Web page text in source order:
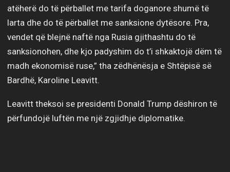
atëherë do të përballet me tarifa doganore shumë të
larta dhe do të përballet me sanksione dytësore. Pra,
vendet që blejnë naftë nga Rusia gjithashtu do të
sanksionohen, dhe kjo padyshim do t’i shkaktojë dëm të
madh ekonomisë ruse,” tha zëdhënësja e Shtëpisë së
Bardhë, Karoline Leavitt.
Leavitt theksoi se presidenti Donald Trump dëshiron të
përfundojë luftën me një zgjidhje diplomatike.